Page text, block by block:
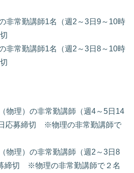
非常勤講師1名（週2～3日9～10時
非常勤講師1名（週2～3日8～10時
物理）の非常勤講師（週4～5日14
応募締切 ※物理の非常勤講師で
物理）の非常勤講師（週2～3日8
締切 ※物理の非常勤講師で２名